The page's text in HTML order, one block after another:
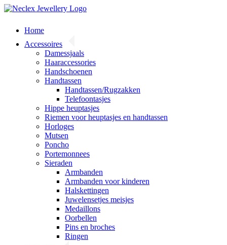
Skip
contentHome
Accessoires
Damessjaals
Haaraccessories
Handschoenen
Handtassen
Handtassen/Rugzakken
Telefoontasjes
Hippe heuptasjes
Riemen voor heuptasjes en handtassen
Horloges
Mutsen
Poncho
Portemonnees
Sieraden
Armbanden
Armbanden voor kinderen
Halskettingen
Juwelensetjes meisjes
Medaillons
Oorbellen
Pins en broches
Ringen